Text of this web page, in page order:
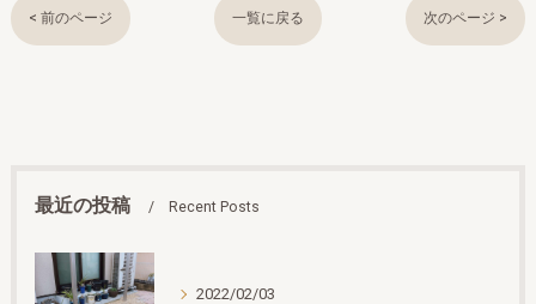
< 前のページ 一覧に戻る 次のページ >
最近の投稿 Recent Posts
2022/02/03